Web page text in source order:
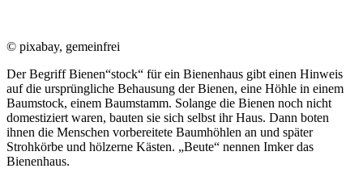
© pixabay, gemeinfrei
Der Begriff Bienen“stock“ für ein Bienenhaus gibt einen Hinweis
auf die ursprüngliche Behausung der Bienen, eine Höhle in einem
Baumstock, einem Baumstamm. Solange die Bienen noch nicht
domestiziert waren, bauten sie sich selbst ihr Haus. Dann boten
ihnen die Menschen vorbereitete Baumhöhlen an und später
Strohkörbe und hölzerne Kästen. „Beute“ nennen Imker das
Bienenhaus.